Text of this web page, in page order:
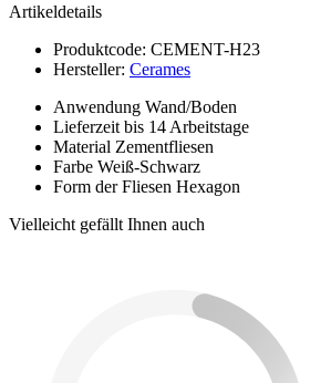
Artikeldetails
Produktcode: CEMENT-H23
Hersteller: Cerames
Anwendung Wand/Boden
Lieferzeit bis 14 Arbeitstage
Material Zementfliesen
Farbe Weiß-Schwarz
Form der Fliesen Hexagon
Vielleicht gefällt Ihnen auch